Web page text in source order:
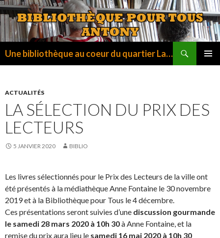
Une bibliothèque au coeur du quartier La Fontaine
ACTUALITÉS
LA SÉLECTION DU PRIX DES
LECTEURS
5 JANVIER 2020 BIBLIO
Les livres sélectionnés pour le Prix des Lecteurs de la ville ont
été présentés à la médiathèque Anne Fontaine le 30 novembre
2019 et à la Bibliothèque pour Tous le 4 décembre.
Ces présentations seront suivies d’une discussion gourmande
le samedi 28 mars 2020 à 10h 30à Anne Fontaine, et la
remise du prix aura lieu le samedi 16 mai 2020 à 10h 30